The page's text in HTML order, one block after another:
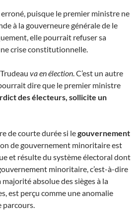
puisque le premier ministre ne
à la gouverneure générale de le
elle pourrait refuser sa
crise constitutionnelle.
va en élection. C’est un autre
dire que le premier ministre
des électeurs, sollicite un
de courte durée si legouvernement
de gouvernement minoritaire est
et résulte du système électoral dont
minoritaire, c’est-à-dire
absolue des sièges à la
est perçu comme une anomalie
parcours.